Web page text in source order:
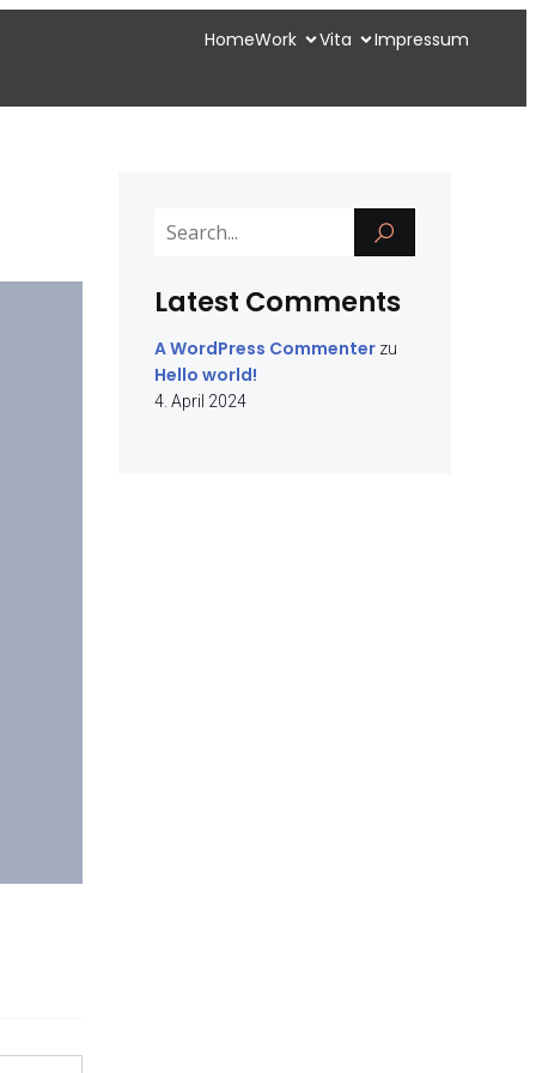
HomeWork Vita Impressum
Latest Comments
A WordPress Commenter zu
Hello world!
4. April 2024